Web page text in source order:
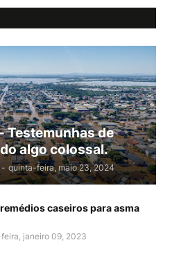
Testemunhas de
algo colossal.
- quinta-feira, maio 23, 2024
caseiros para asma
janeiro 09, 2023